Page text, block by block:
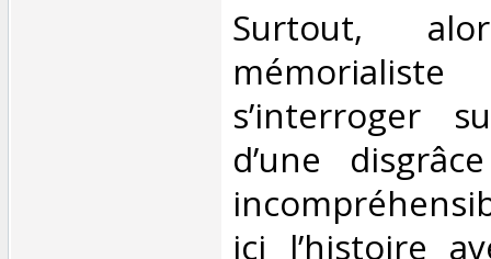
Surtout,
s’interroger
d’une
ici l’histoire